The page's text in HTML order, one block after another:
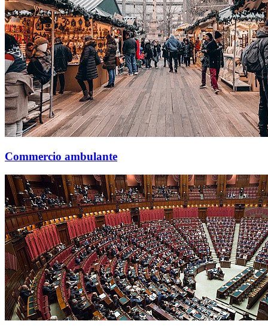
Commercio ambulante